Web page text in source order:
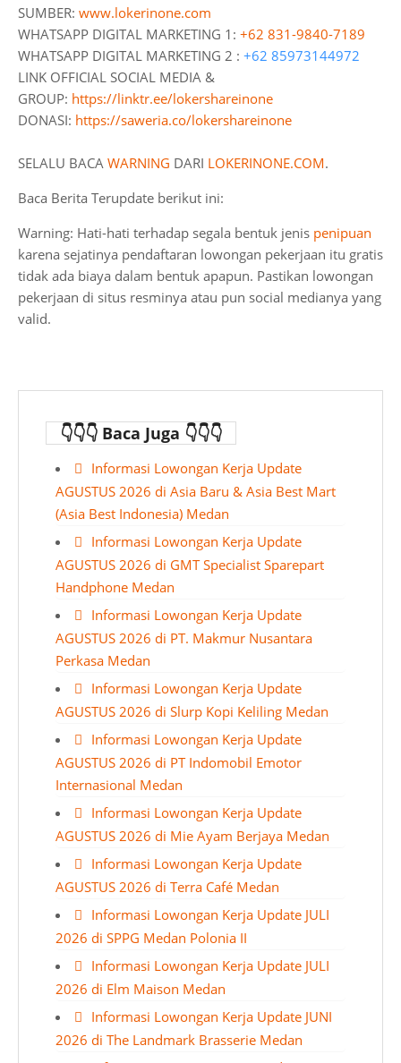
SUMBER: www.lokerinone.com
WHATSAPP DIGITAL MARKETING 1: +62 831-9840-7189
WHATSAPP DIGITAL MARKETING 2 : +62 85973144972
LINK OFFICIAL SOCIAL MEDIA &
GROUP: https://linktr.ee/lokershareinone
DONASI: https://saweria.co/lokershareinone
SELALU BACA WARNING DARI LOKERINONE.COM.
Baca Berita Terupdate berikut ini:
Warning: Hati-hati terhadap segala bentuk jenis penipuan
karena sejatinya pendaftaran lowongan pekerjaan itu gratis
tidak ada biaya dalam bentuk apapun. Pastikan lowongan
pekerjaan di situs resminya atau pun social medianya yang
valid.
👇👇👇 Baca Juga 👇👇👇
Informasi Lowongan Kerja Update
AGUSTUS 2026 di Asia Baru & Asia Best Mart
(Asia Best Indonesia) Medan
Informasi Lowongan Kerja Update
AGUSTUS 2026 di GMT Specialist Sparepart
Handphone Medan
Informasi Lowongan Kerja Update
AGUSTUS 2026 di PT. Makmur Nusantara
Perkasa Medan
Informasi Lowongan Kerja Update
AGUSTUS 2026 di Slurp Kopi Keliling Medan
Informasi Lowongan Kerja Update
AGUSTUS 2026 di PT Indomobil Emotor
Internasional Medan
Informasi Lowongan Kerja Update
AGUSTUS 2026 di Mie Ayam Berjaya Medan
Informasi Lowongan Kerja Update
AGUSTUS 2026 di Terra Café Medan
Informasi Lowongan Kerja Update JULI
2026 di SPPG Medan Polonia II
Informasi Lowongan Kerja Update JULI
2026 di Elm Maison Medan
Informasi Lowongan Kerja Update JUNI
2026 di The Landmark Brasserie Medan